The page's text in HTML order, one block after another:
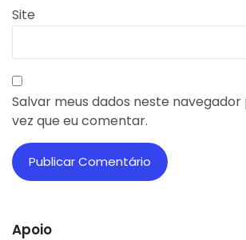
Site
Salvar meus dados neste
vez que eu comentar.
Apoio